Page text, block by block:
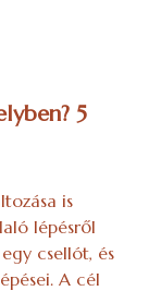
5
is
lépésről
csellót, és
A cél